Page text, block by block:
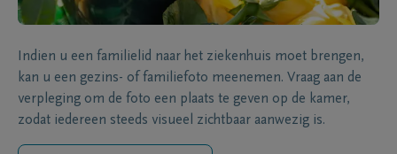
Indien u een familielid naar het ziekenhuis moet brengen,
kan u een gezins- of familiefoto meenemen. Vraag aan de
verpleging om de foto een plaats te geven op de kamer,
zodat iedereen steeds visueel zichtbaar aanwezig is.